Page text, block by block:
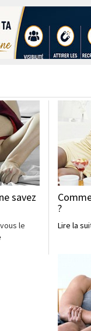
savez
le
?
Lire la